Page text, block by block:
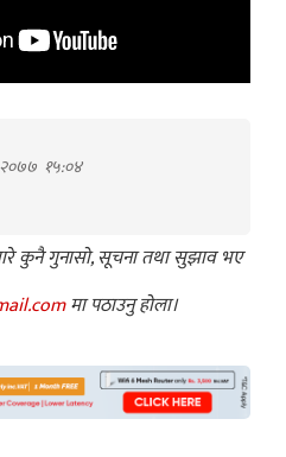
२०७७ १५:०४
कुनै गुनासो, सूचना तथा सुझाव भए
मा पठाउनु होला।